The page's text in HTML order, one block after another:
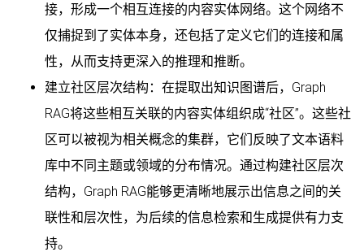
接，形成一个相互连接的内容实体网络。这个网络不
仅捕捉到了实体本身，还包括了定义它们的连接和属
性，从而支持更深入的推理和推断。
建立社区层次结构：在提取出知识图谱后，Graph
RAG将这些相互关联的内容实体组织成“社区”。这些社
区可以被视为相关概念的集群，它们反映了文本语料
库中不同主题或领域的分布情况。通过构建社区层次
结构，Graph RAG能够更清晰地展示出信息之间的关
联性和层次性，为后续的信息检索和生成提供有力支
持。